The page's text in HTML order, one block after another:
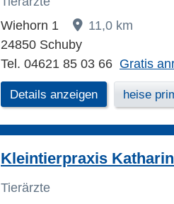
Wiehorn 1
11,0 km
24850 Schuby
Tel. 04621 85 03 66 Gratis
Details anzeigen heise
Kleintierpraxis
Tierärzte